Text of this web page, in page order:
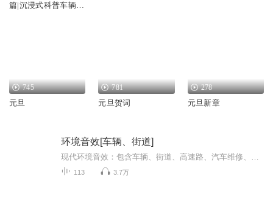
篇|沉浸式科普车辆知
745
元旦
781
元旦贺词
278
元旦新章
环境音效[车辆、街道]
113 3.7万